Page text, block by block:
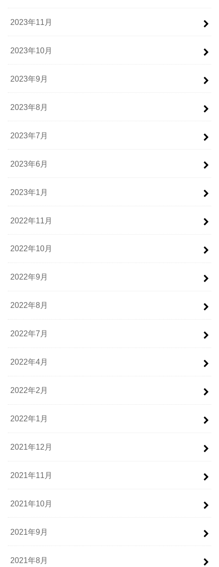
2023年11月
2023年10月
2023年9月
2023年8月
2023年7月
2023年6月
2023年1月
2022年11月
2022年10月
2022年9月
2022年8月
2022年7月
2022年4月
2022年2月
2022年1月
2021年12月
2021年11月
2021年10月
2021年9月
2021年8月